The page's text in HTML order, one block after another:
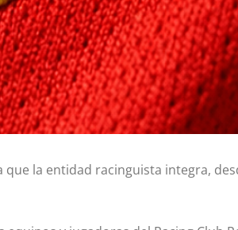
la entidad racinguista integra,